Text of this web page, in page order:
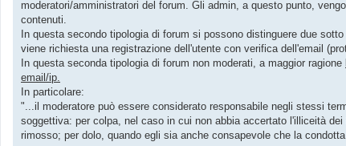
moderatori/amministratori del forum. Gli admin, a questo punto,
contenuti.
In questa secondo tipologia di forum si possono distinguere due
viene richiesta una registrazione dell'utente con verifica dell'email
In questa seconda tipologia di forum non moderati, a maggior ragione
email/ip.
In particolare:
"...il moderatore può essere considerato responsabile negli stessi
soggettiva: per colpa, nel caso in cui non abbia accertato l'illiceità
rimosso; per dolo, quando egli sia anche consapevole che la